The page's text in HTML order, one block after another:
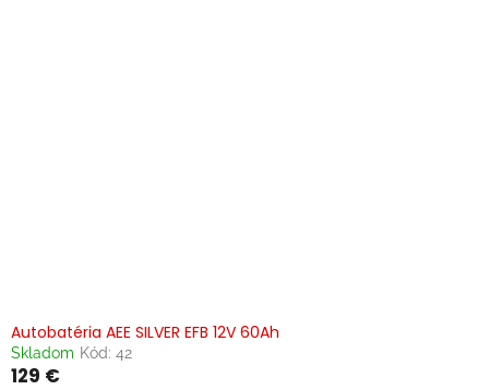
Autobatéria AEE SILVER EFB 12V 60Ah
Skladom Kód: 42
129 €